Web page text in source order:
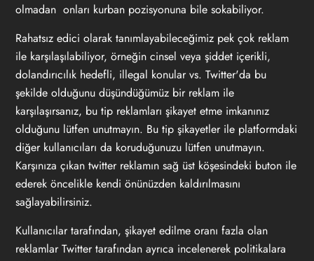
olmadan onları kurban pozisyonuna bile sokabiliyor.
Rahatsız edici olarak tanımlayabileceğimiz pek çok reklam
ile karşılaşılabiliyor, örneğin cinsel veya şiddet içerikli,
dolandırıcılık hedefli, illegal konular vs. Twitter'da bu
şekilde olduğunu düşündüğümüz bir reklam ile
karşılaşırsanız, bu tip reklamları şikayet etme imkanınız
olduğunu lütfen unutmayın. Bu tip şikayetler ile platformdaki
diğer kullanıcıları da koruduğunuzu lütfen unutmayın.
Karşınıza çıkan twitter reklamın sağ üst köşesindeki buton ile
ederek öncelikle kendi önünüzden kaldırılmasını
sağlayabilirsiniz.
Kullanıcılar tarafından, şikayet edilme oranı fazla olan
reklamlar Twitter tarafından ayrıca incelenerek politikalara